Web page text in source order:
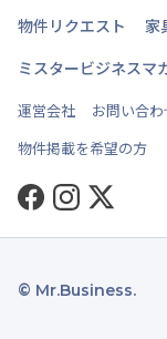
物件リクエスト
家
ミスタービジネスマ
運営会社 お問い合わ
物件掲載を希望の方
Facebook
Instagram
Twitter
© Mr.Business.